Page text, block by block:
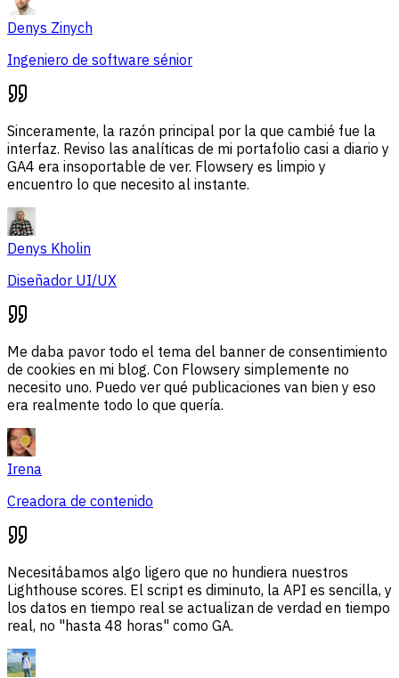
Denys Zinych
Ingeniero de software sénior
Sinceramente, la razón principal por la que cambié fue la
interfaz. Reviso las analíticas de mi portafolio casi a diario y
GA4 era insoportable de ver. Flowsery es limpio y
encuentro lo que necesito al instante.
Denys Kholin
Diseñador UI/UX
Me daba pavor todo el tema del banner de consentimiento
de cookies en mi blog. Con Flowsery simplemente no
necesito uno. Puedo ver qué publicaciones van bien y eso
era realmente todo lo que quería.
Irena
Creadora de contenido
Necesitábamos algo ligero que no hundiera nuestros
Lighthouse scores. El script es diminuto, la API es sencilla, y
los datos en tiempo real se actualizan de verdad en tiempo
real, no "hasta 48 horas" como GA.